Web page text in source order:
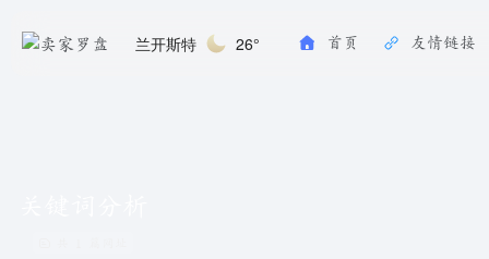
兰开斯特 26° 首页 友情链接